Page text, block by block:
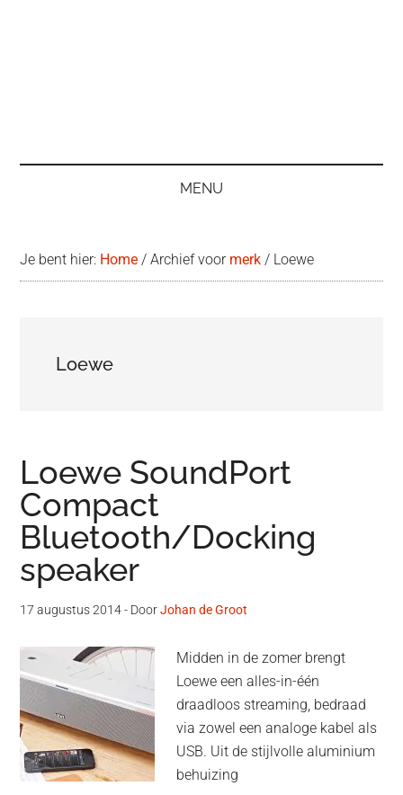
MENU
Je bent hier: Home / Archief voor merk / Loewe
Loewe
Loewe SoundPort
Compact
Bluetooth/Docking
speaker
17 augustus 2014- DoorJohan de Groot
Midden in de zomer brengt
Loewe een alles-in-één
draadloos streaming, bedraad
via zowel een analoge kabel als
USB. Uit de stijlvolle aluminium
behuizing